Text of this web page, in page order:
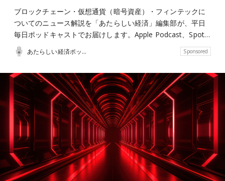
ブロックチェーン・仮想通貨（暗号資産）・フィンテックに
ついてのニュース解説を「あたらしい経済」編集部が、平日
毎日ポッドキャストでお届けします。Apple Podcast、Spot…
あたらしい経済ポッドキャスト Sponsored